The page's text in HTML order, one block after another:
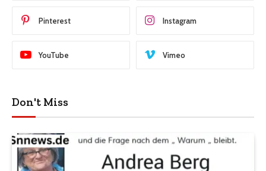
Pinterest Instagram
YouTube Vimeo
Don't Miss